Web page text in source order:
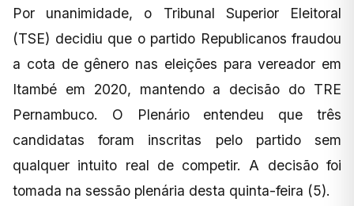
Por unanimidade, o Tribunal Superior Eleitoral
(TSE) decidiu que o partido Republicanos fraudou
a cota de gênero nas eleições para vereador em
Itambé em 2020, mantendo a decisão do TRE
Pernambuco. O Plenário entendeu que três
candidatas foram inscritas pelo partido sem
qualquer intuito real de competir. A decisão foi
tomada na sessão plenária desta quinta-feira (5).